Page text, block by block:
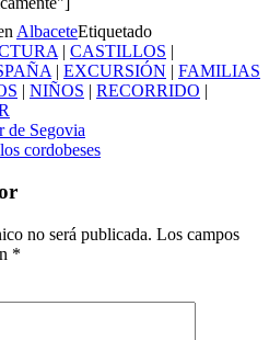
AlbaceteEtiquetado
| CASTILLOS |
| EXCURSIÓN | FAMILIAS
| NIÑOS | RECORRIDO |
de Segovia
cordobeses
no será publicada. Los campos
*